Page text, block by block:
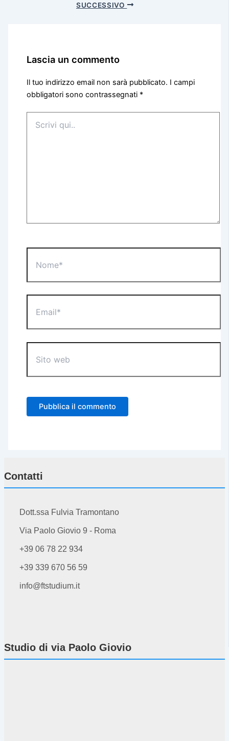
SUCCESSIVO
Lascia un commento
Il tuo indirizzo email non sarà pubblicato. I campi
obbligatori sono contrassegnati *
qui..
web
Contatti
Dott.ssa Fulvia Tramontano
Via Paolo Giovio 9 - Roma
+39 06 78 22 934
+39 339 670 56 59
info@ftstudium.it
Studio di via Paolo Giovio